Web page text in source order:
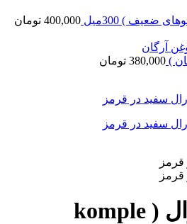
ضعیف ) 300میل 400,000 تومان
)
380,000 تومان
ماسک مو لورال ( komple